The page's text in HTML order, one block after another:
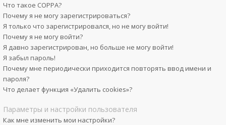
Что такое COPPA?
Почему я не могу зарегистрироваться?
Я только что зарегистрировался, но не могу войти!
Почему я не могу войти?
Я давно зарегистрирован, но больше не могу войти!
Я забыл пароль!
Почему мне периодически приходится повторять ввод имени и
пароля?
Что делает функция «Удалить cookies»?
Параметры и настройки пользователя
Как мне изменить мои настройки?